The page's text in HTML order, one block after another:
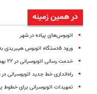
در همین زمینه
اتوبوس‌های پیاده در شهر
ورود ۵دستگاه اتوبوس هیبریدی به ناوگان اتوبوسرانی تا پایان سال
خدمت رسانی اتوبوسرانی در ۲۲ بهمن
راه‌اندازی خط جدید اتوبوسرانی
تمهیدات اتوبوسرانی برای خطوط